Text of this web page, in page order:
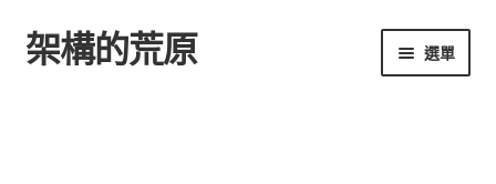
跳
至
跳
至
架構的荒原 選單